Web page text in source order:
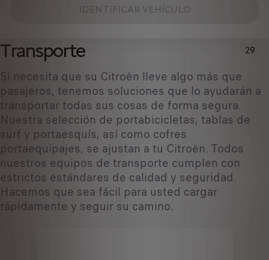
IDENTIFICAR VEHÍCULO
Transporte 29
Si necesita que su Citroën lleve algo más que
pasajeros, tenemos soluciones que lo ayudarán a
transportar todas sus cosas de forma segura.
Nuestra selección de portabicicletas, tablas de
surf y portaesquís, así como cofres
portaequipajes, se ajustan a tu Citroën. Todos
nuestros equipos de transporte cumplen con
estrictos estándares de calidad y seguridad.
Hacemos que sea fácil para usted cargar
rápidamente y seguir su camino.